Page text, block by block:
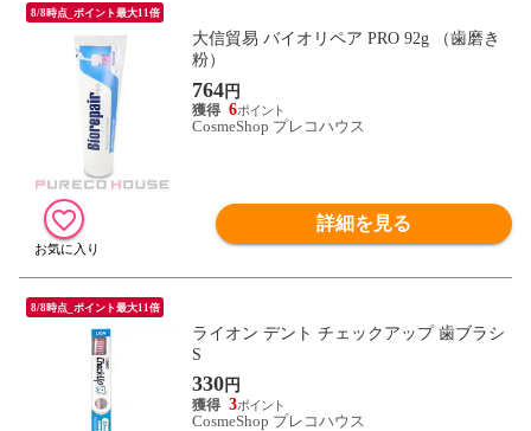
8/8時点_ポイント最大11倍
大信貿易 バイオリペア PRO 92g （歯磨き
粉）
764円
6
CosmeShop プレコハウス
詳細を見る
8/8時点_ポイント最大11倍
ライオン デント チェックアップ 歯ブラシ
S
330円
3
CosmeShop プレコハウス